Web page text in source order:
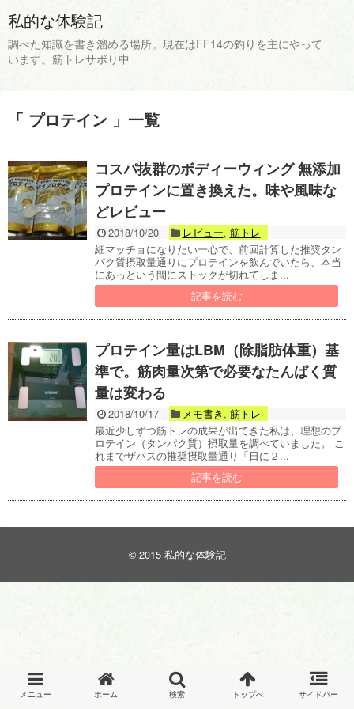
私的な体験記
調べた知識を書き溜める場所。現在はFF14の釣りを主にやって
います。筋トレサボり中
「 プロテイン 」一覧
コスパ抜群のボディーウィング 無添加
プロテインに置き換えた。味や風味な
どレビュー
2018/10/20 レビュー, 筋トレ
細マッチョになりたい一心で、前回計算した推奨タン
パク質摂取量通りにプロテインを飲んでいたら、本当
にあっという間にストックが切れてしま...
記事を読む
プロテイン量はLBM（除脂肪体重）基
準で。筋肉量次第で必要なたんぱく質
量は変わる
2018/10/17 メモ書き , 筋トレ
最近少しずつ筋トレの成果が出てきた私は、理想のプ
ロテイン（タンパク質）摂取量を調べていました。 こ
れまでザバスの推奨摂取量通り「日に２...
記事を読む
© 2015 私的な体験記